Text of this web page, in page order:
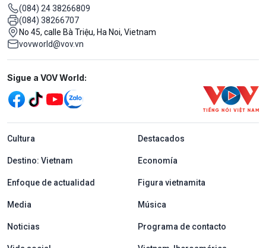
(084) 24 38266809
(084) 38266707
No 45, calle Bà Triệu, Ha Noi, Vietnam
vovworld@vov.vn
Mạng xã hội
Sigue a VOV World:
menu footer tiếng Tây ban nha
Cultura Destacados
Destino: Vietnam Economía
Enfoque de actualidad Figura vietnamita
Media Música
Noticias Programa de contacto